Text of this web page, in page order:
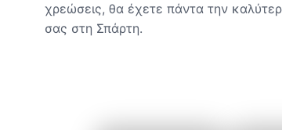
χρεώσεις, θα έχετε πάντα την
σας στη Σπάρτη.